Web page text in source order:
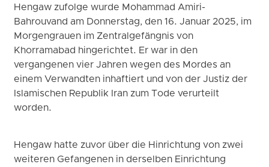
Hengaw zufolge wurde Mohammad Amiri-
Bahrouvand am Donnerstag, den 16. Januar 2025, im
Morgengrauen im Zentralgefängnis von
Khorramabad hingerichtet. Er war in den
vergangenen vier Jahren wegen des Mordes an
einem Verwandten inhaftiert und von der Justiz der
Islamischen Republik Iran zum Tode verurteilt
worden.
Hengaw hatte zuvor über die Hinrichtung von zwei
weiteren Gefangenen in derselben Einrichtung